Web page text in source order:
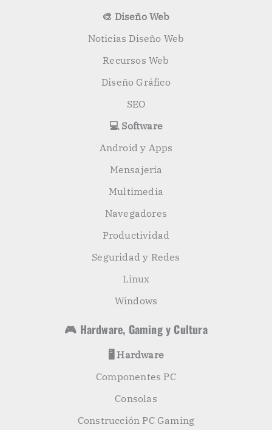
🎨 Diseño Web
Noticias Diseño Web
Recursos Web
Diseño Gráfico
SEO
💻 Software
Android y Apps
Mensajería
Multimedia
Navegadores
Productividad
Seguridad y Redes
Linux
Windows
🎮 Hardware, Gaming y Cultura
🖥️ Hardware
Componentes PC
Consolas
Construcción PC Gaming